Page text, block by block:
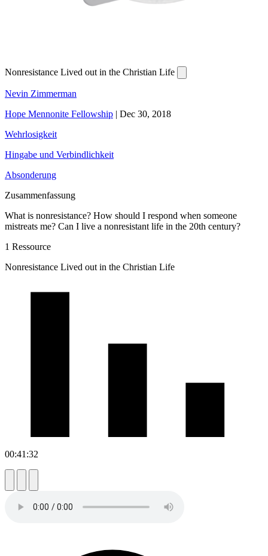
Nonresistance Lived out in the Christian Life
Nevin Zimmerman
Hope Mennonite Fellowship | Dec 30, 2018
Wehrlosigkeit
Hingabe und Verbindlichkeit
Absonderung
Zusammenfassung
What is nonresistance? How should I respond when someone
mistreats me? Can I live a nonresistant life in the 20th century?
1 Ressource
Nonresistance Lived out in the Christian Life
00:41:32